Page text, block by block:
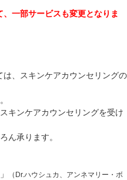
一部サービスも変更となりま
、スキンケアカウンセリングの
キンケアカウンセリングを受け
ん承ります。
（Dr.ハウシュカ、アンネマリー・ボ